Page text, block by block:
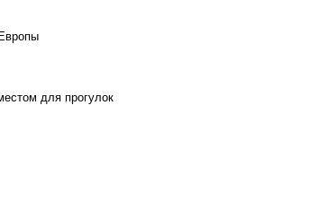
для прогулок